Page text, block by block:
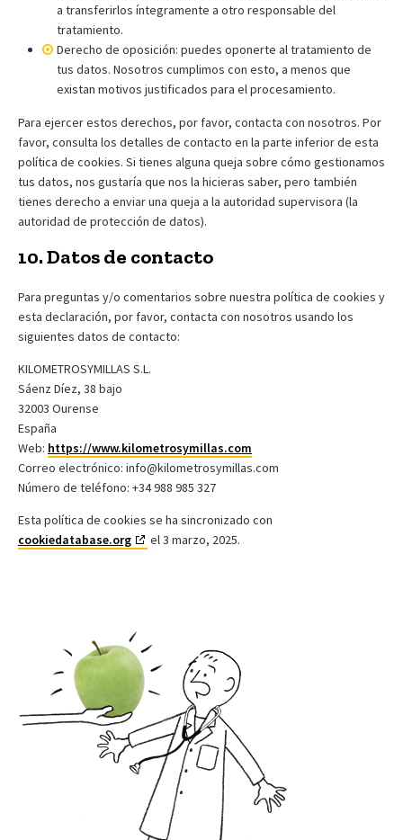
a transferirlos íntegramente a otro responsable del
tratamiento.
Derecho de oposición: puedes oponerte al tratamiento de
tus datos. Nosotros cumplimos con esto, a menos que
existan motivos justificados para el procesamiento.
Para ejercer estos derechos, por favor, contacta con nosotros. Por
favor, consulta los detalles de contacto en la parte inferior de esta
política de cookies. Si tienes alguna queja sobre cómo gestionamos
tus datos, nos gustaría que nos la hicieras saber, pero también
tienes derecho a enviar una queja a la autoridad supervisora (la
autoridad de protección de datos).
10. Datos de contacto
Para preguntas y/o comentarios sobre nuestra política de cookies y
esta declaración, por favor, contacta con nosotros usando los
siguientes datos de contacto:
KILOMETROSYMILLAS S.L.
Sáenz Díez, 38 bajo
32003 Ourense
España
Web: https://www.kilometrosymillas.com
Correo electrónico: info@kilometrosymillas.com
Número de teléfono: +34 988 985 327
Esta política de cookies se ha sincronizado con
cookiedatabase.org
el 3 marzo, 2025.